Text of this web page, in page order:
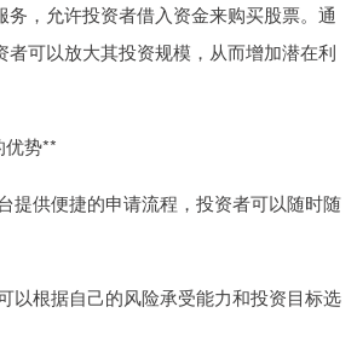
务，允许投资者借入资金来购买股票。通
者可以放大其投资规模，从而增加潜在利
优势**
提供便捷的申请流程，投资者可以随时随
以根据自己的风险承受能力和投资目标选